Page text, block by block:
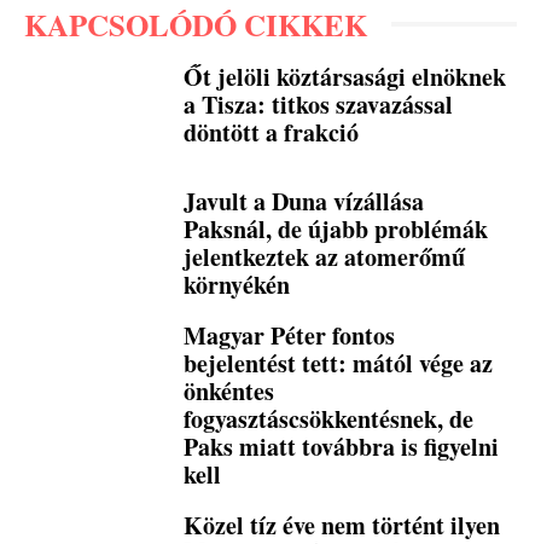
KAPCSOLÓDÓ CIKKEK
Őt jelöli köztársasági elnöknek
a Tisza: titkos szavazással
döntött a frakció
Javult a Duna vízállása
Paksnál, de újabb problémák
jelentkeztek az atomerőmű
környékén
Magyar Péter fontos
bejelentést tett: mától vége az
önkéntes
fogyasztáscsökkentésnek, de
Paks miatt továbbra is figyelni
kell
Közel tíz éve nem történt ilyen